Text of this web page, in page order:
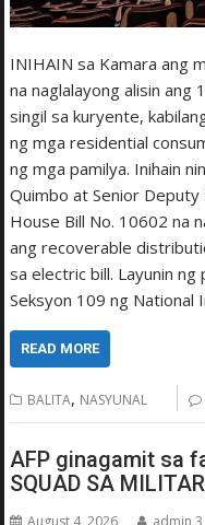
INIHAIN sa Kamara ang
na naglalayong alisin ang
singil sa kuryente,
ng mga residential
ng mga pamilya. Inihain
Quimbo at Senior
House Bill No. 10602 na
ang recoverable
sa electric bill. Layunin ng
Seksyon 109 ng
READ MORE
BALITA, NASYUNAL
AFP ginagamit sa
SQUAD SA